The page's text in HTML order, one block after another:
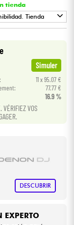
tienda
Tienda
Simuler
11 x 95.07 €
77.77 €
16.9 %
VÉRIFIEZ VOS
DESCUBRIR
EXPERTO